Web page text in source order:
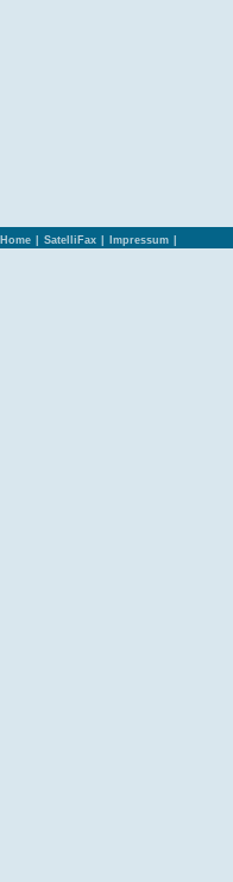
Home SatelliFax Impressum